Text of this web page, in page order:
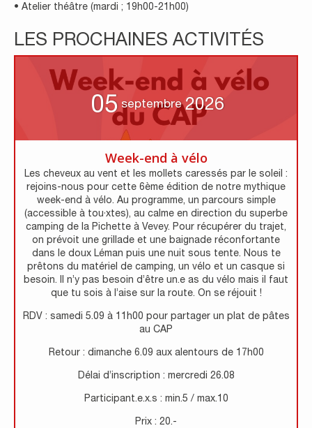
• Atelier théâtre (mardi ; 19h00-21h00)
LES PROCHAINES ACTIVITÉS
05 septembre 2026
Week-end à vélo
Les cheveux au vent et les mollets caressés par le soleil :
rejoins-nous pour cette 6ème édition de notre mythique
week-end à vélo. Au programme, un parcours simple
(accessible à tou·xtes), au calme en direction du superbe
camping de la Pichette à Vevey. Pour récupérer du trajet,
on prévoit une grillade et une baignade réconfortante
dans le doux Léman puis une nuit sous tente. Nous te
prêtons du matériel de camping, un vélo et un casque si
besoin. Il n’y pas besoin d’être un.e as du vélo mais il faut
que tu sois à l’aise sur la route. On se réjouit !
RDV : samedi 5.09 à 11h00 pour partager un plat de pâtes
au CAP
Retour : dimanche 6.09 aux alentours de 17h00
Délai d’inscription : mercredi 26.08
Participant.e.x.s : min.5 / max.10
Prix : 20.-